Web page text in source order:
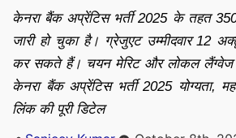
केनरा बैंक अप्रेंटिस भर्ती 2025 के तहत
जारी हो चुका है। ग्रेजुएट उम्मीदवार 12
कर सकते हैं। चयन मेरिट और लोकल लैंग्वेज
केनरा बैंक अप्रेंटिस भर्ती 2025 योग्यता,
लिंक की पूरी डिटेल
Posted